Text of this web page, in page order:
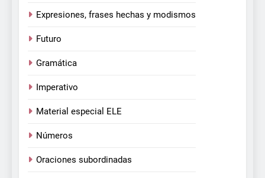
Expresiones, frases hechas y modismos
Futuro
Gramática
Imperativo
Material especial ELE
Números
Oraciones subordinadas